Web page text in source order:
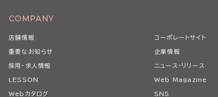
COMPANY
店舗情報 コーポレートサイト
重要なお知らせ 企業情報
採用・求人情報 ニュース・リリース
LESSON Web Magazine
Webカタログ SNS